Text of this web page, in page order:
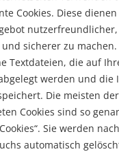
Cookies. Diese
nutzerfreundlicher,
sicherer zu machen.
Textdateien, die auf
werden und die
Die meisten
Cookies sind so
Sie werden
automatisch